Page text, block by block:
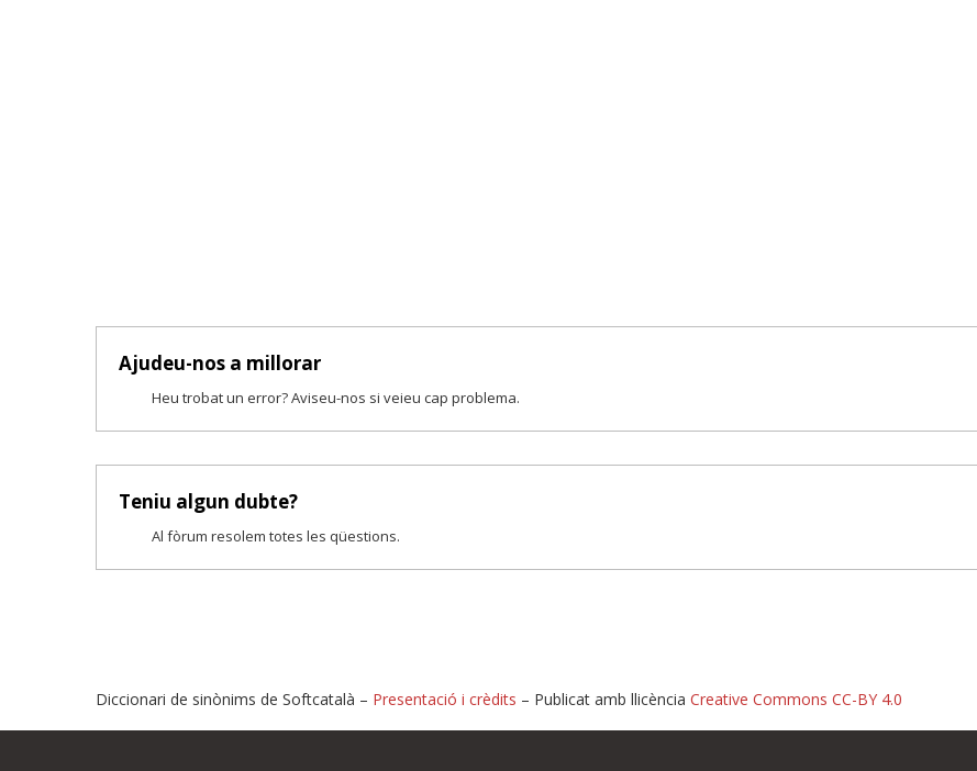
Ajudeu-nos a millorar
Heu trobat un error? Aviseu-nos si veieu cap problema.
Teniu algun dubte?
Al fòrum resolem totes les qüestions.
Diccionari de sinònims de Softcatalà – Presentació i crèdits – Publicat amb llicència Creative Commons CC-BY 4.0